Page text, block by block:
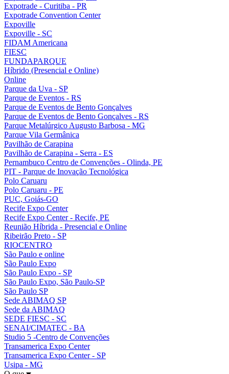
Expotrade - Curitiba - PR
Expotrade Convention Center
Expoville
Expoville - SC
FIDAM Americana
FIESC
FUNDAPARQUE
Híbrido (Presencial e Online)
Online
Parque da Uva - SP
Parque de Eventos - RS
Parque de Eventos de Bento Gonçalves
Parque de Eventos de Bento Gonçalves - RS
Parque Metalúrgico Augusto Barbosa - MG
Parque Vila Germânica
Pavilhão de Carapina
Pavilhão de Carapina - Serra - ES
Pernambuco Centro de Convenções - Olinda, PE
PIT - Parque de Inovação Tecnológica
Polo Caruaru
Polo Caruaru - PE
PUC, Goiás-GO
Recife Expo Center
Recife Expo Center - Recife, PE
Reunião Híbrida - Presencial e Online
Ribeirão Preto - SP
RIOCENTRO
São Paulo e online
São Paulo Expo
São Paulo Expo - SP
São Paulo Expo, São Paulo-SP
São Paulo SP
Sede ABIMAQ SP
Sede da ABIMAQ
SEDE FIESC - SC
SENAI/CIMATEC - BA
Studio 5 -Centro de Convenções
Transamerica Expo Center
Transamerica Expo Center - SP
Usipa - MG